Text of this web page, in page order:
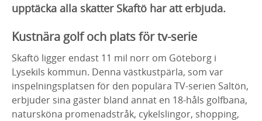
upptäcka alla skatter Skaftö har att erbjuda.
Kustnära golf och plats för tv-serie
Skaftö ligger endast 11 mil norr om Göteborg i
Lysekils kommun. Denna västkustpärla, som var
inspelningsplatsen för den populära TV-serien Saltön,
erbjuder sina gäster bland annat en 18-håls golfbana,
natursköna promenadstråk, cykelslingor, shopping,